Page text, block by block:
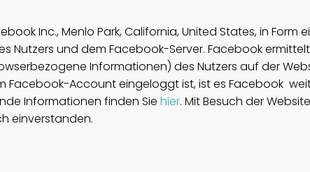
Inc., Menlo Park, California, United States, in Form
Nutzers und dem Facebook-Server. Facebook
Informationen) des Nutzers auf der
Facebook-Account eingeloggt ist, ist es Facebook
Informationen finden Sie hier. Mit Besuch der
einverstanden.